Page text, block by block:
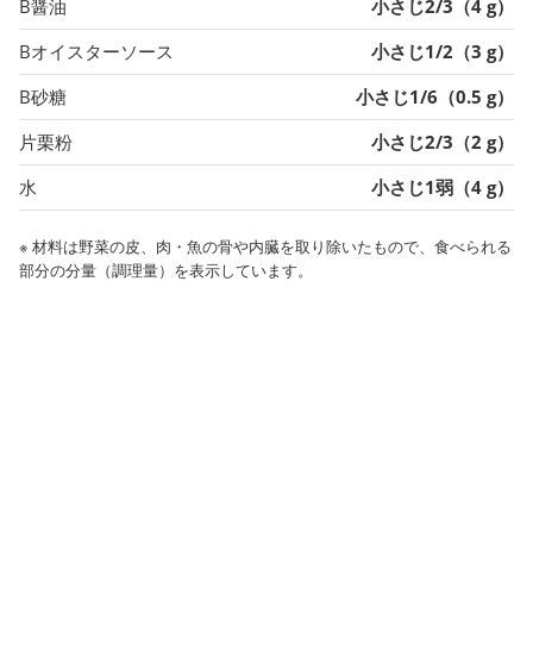
B醤油
小さじ2/3（4 g）
Bオイスターソース
小さじ1/2（3 g）
B砂糖
小さじ1/6（0.5 g）
片栗粉
小さじ2/3（2 g）
水
小さじ1弱（4 g）
※ 材料は野菜の皮、肉・魚の骨や内臓を取り除いたもので、食べられる
部分の分量（調理量）を表示しています。